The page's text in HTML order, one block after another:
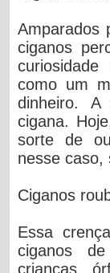
Amparados
ciganos
como um
dinheiro.
cigana.
sorte de
nesse caso,
Ciganos
Essa
ciganos
crianças